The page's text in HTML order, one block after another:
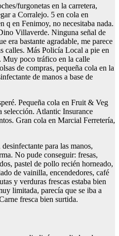
furgonetas en la carretera,
a Corralejo. 5 en cola en
q en Fenimoy, no necesitaba nada.
Villaverde. Ninguna señal de
era bastante agradable, me parece
calles. Más Policía Local a pie en
Muy poco tráfico en la calle
de compras, pequeña cola en la
de manos a base de
Pequeña cola en Fruit & Veg
selección. Atlantic Insurance
Gran cola en Marcial Ferretería,
para las manos,
No pude conseguir: fresas,
pastel de pollo recién horneado,
de vainilla, encendedores, café
y verduras frescas estaba bien
limitada, parecía que se iba a
fresca bien surtida.